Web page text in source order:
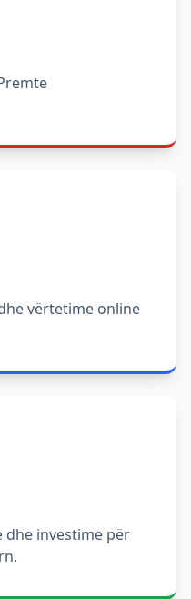
vërtetime online
investime për